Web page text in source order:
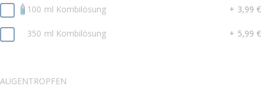
100 ml Kombilösung
+ 3,99 €
350 ml Kombilösung + 5,99 €
AUGENTROPFEN